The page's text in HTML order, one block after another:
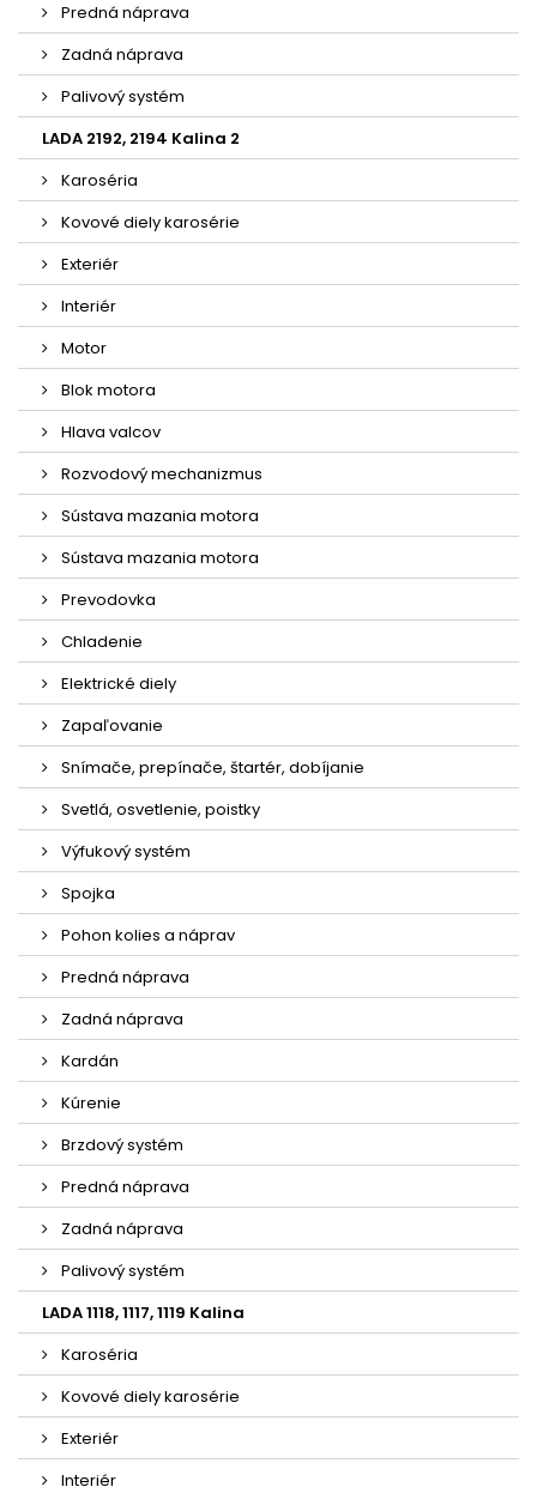
Predná náprava
Zadná náprava
Palivový systém
LADA 2192, 2194 Kalina 2
Karoséria
Kovové diely karosérie
Exteriér
Interiér
Motor
Blok motora
Hlava valcov
Rozvodový mechanizmus
Sústava mazania motora
Sústava mazania motora
Prevodovka
Chladenie
Elektrické diely
Zapaľovanie
Snímače, prepínače, štartér, dobíjanie
Svetlá, osvetlenie, poistky
Výfukový systém
Spojka
Pohon kolies a náprav
Predná náprava
Zadná náprava
Kardán
Kúrenie
Brzdový systém
Predná náprava
Zadná náprava
Palivový systém
LADA 1118, 1117, 1119 Kalina
Karoséria
Kovové diely karosérie
Exteriér
Interiér